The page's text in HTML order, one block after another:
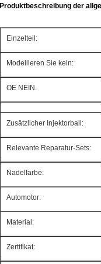
Produktbeschreibung der
Einzelteil:
Modellieren Sie kein:
OE NEIN.
Zusätzlicher Injektorball:
Relevante Reparatur-Sets:
Nadelfarbe:
Automotor:
Material:
Zertifikat: